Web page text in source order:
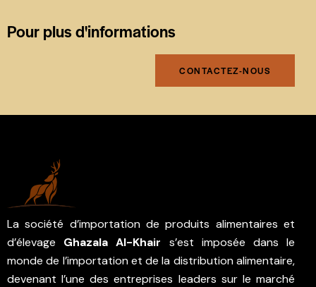
Pour plus d'informations
CONTACTEZ-NOUS
La société d’importation de produits alimentaires et
d’élevage Ghazala Al-Khair s’est imposée dans le
monde de l’importation et de la distribution alimentaire,
devenant l’une des entreprises leaders sur le marché